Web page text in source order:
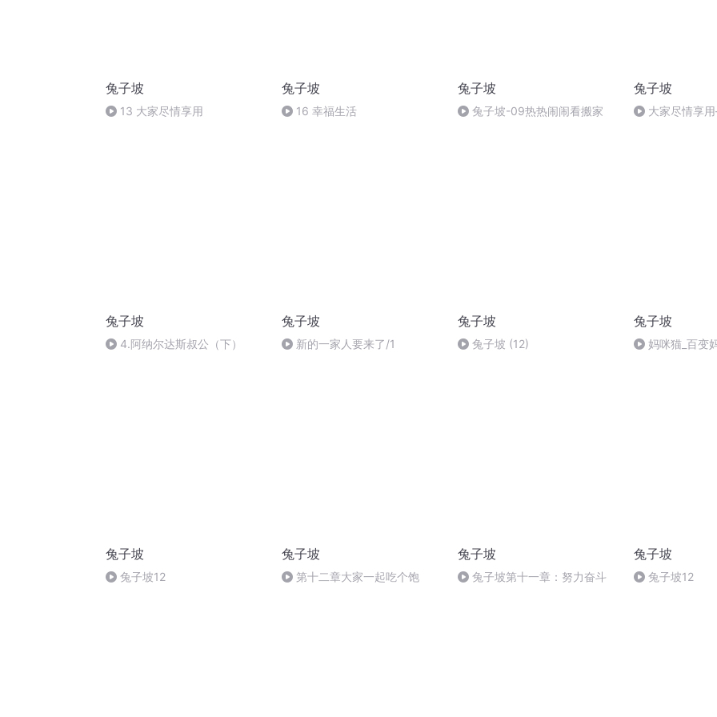
兔子坡
13 大家尽情享用
兔子坡
16 幸福生活
兔子坡
兔子坡-09热热闹闹看搬家
兔子坡
大家尽情享
兔子坡
4.阿纳尔达斯叔公（下）
兔子坡
新的一家人要来了/1
兔子坡
兔子坡 (12)
兔子坡
妈咪猫_百变
兔子坡
兔子坡12
兔子坡
第十二章大家一起吃个饱
兔子坡
兔子坡第十一章：努力奋斗
兔子坡
兔子坡12